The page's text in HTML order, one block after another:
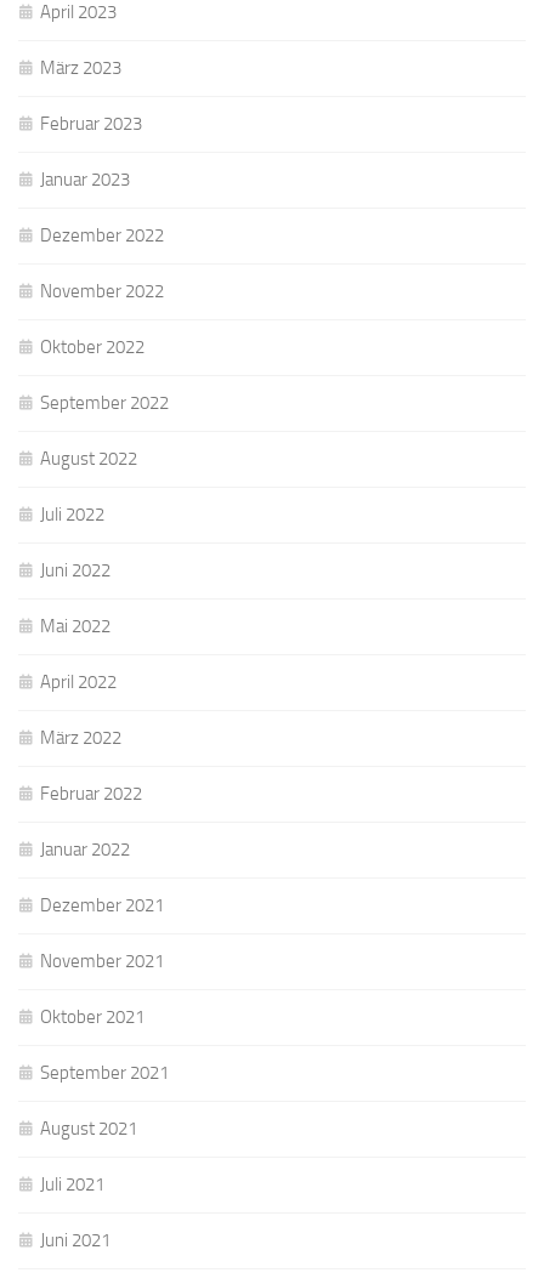
April 2023
März 2023
Februar 2023
Januar 2023
Dezember 2022
November 2022
Oktober 2022
September 2022
August 2022
Juli 2022
Juni 2022
Mai 2022
April 2022
März 2022
Februar 2022
Januar 2022
Dezember 2021
November 2021
Oktober 2021
September 2021
August 2021
Juli 2021
Juni 2021